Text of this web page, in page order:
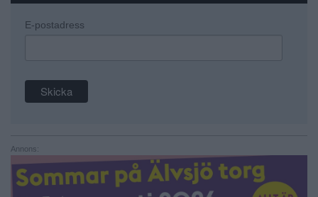
E-postadress
Annons: